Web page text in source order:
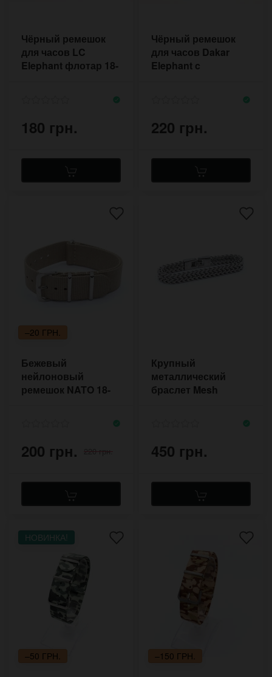
Чёрный ремешок
для часов LC
Elephant флотар 18-
180 грн.
Чёрный ремешок
для часов Dakar
Elephant c
220 грн.
–20 ГРН.
Бежевый
нейлоновый
ремешок NATO 18-
200 грн. 220 грн.
Крупный
металлический
браслет Mesh
450 грн.
НОВИНКА!
–50 ГРН. –150 ГРН.